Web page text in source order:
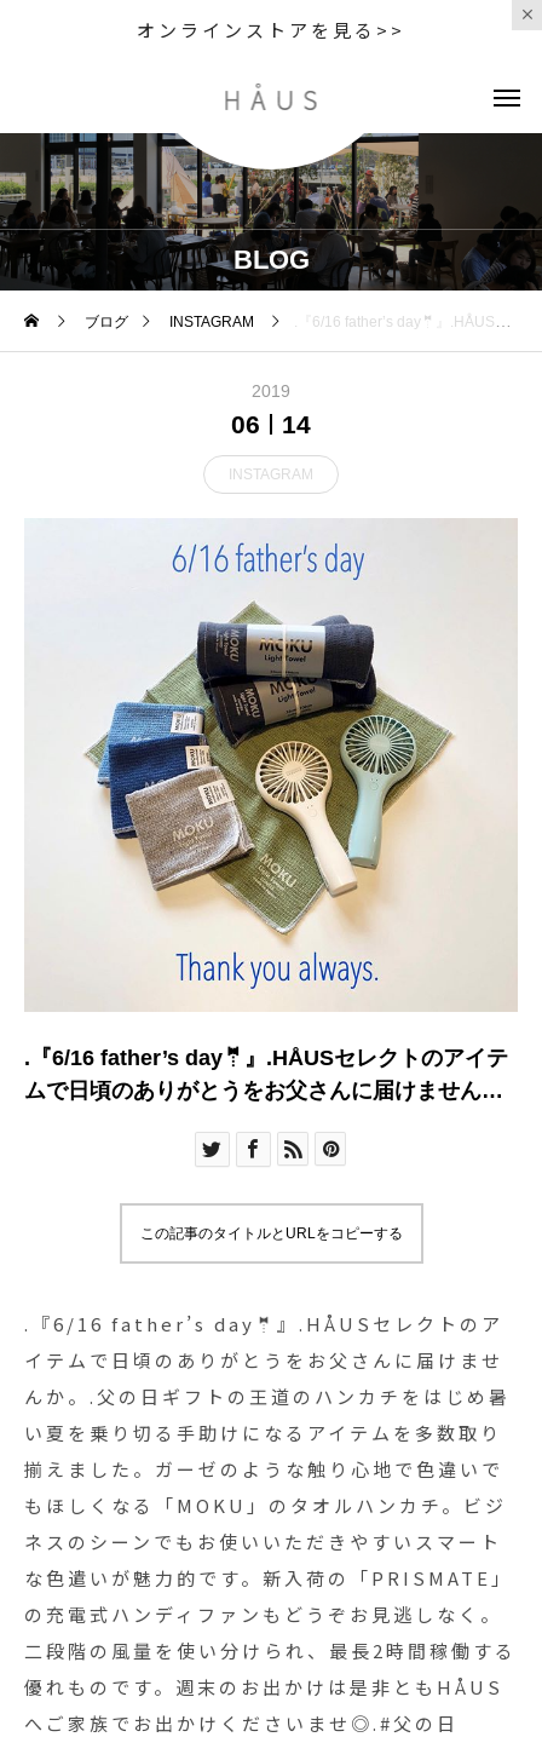
オンラインストアを見る>>
BLOG
ブログ INSTAGRAM .『6/16 father’s day🤵』.HÅUSセレクトのアイテムで日頃のありがとうをお父さんに届けませんか。.父の日ギフトの王道のハンカチをはじめ暑い夏を乗り切る手助けになるアイテムを多数取り揃えました。ガーゼのような触り心地で色違いでもほしくなる「MOKU」のタオルハンカチ。ビジネスのシーンでもお使いいただきやすいスマートな色遣いが魅力的です。新入荷の「PRISMATE」の充電式ハンディファンもどうぞお見逃しなく。二段階の風量を使い分けられ、最長2時間稼働する優れものです。週末のお出かけは是非ともHÅUSへご家族でお出かけくださいませ◎.#父の日#fathersday#moku#prismate#haus #haus_matsue #hausmatsue #松江カフェ #島根カフェ #松江旅行#島根旅行#松江 #島根 #山陰
2019
06 14
INSTAGRAM
.『6/16 father’s day🤵』.HÅUSセレクトのアイテ
ムで日頃のありがとうをお父さんに届けません
夏を乗り切る手助けになるアイテムを多数取り揃
ほしくなる「MOKU」のタオルハンカチ。ビジネ
充電式ハンディファンもどうぞお見逃しなく。二
段階の風量を使い分けられ、最長2時間稼働する優
れものです。週末のお出かけは是非ともHÅUSへ
#fathersday#moku#prismate#haus
#haus_matsue #hausmatsue #松江カフェ #島根
カフェ #松江旅行#島根旅行#松江 #島根 #山陰
この記事のタイトルとURLをコピーする
.『6/16 father’s day🤵』.HÅUSセレクトのア
イテムで日頃のありがとうをお父さんに届けませ
んか。.父の日ギフトの王道のハンカチをはじめ暑
い夏を乗り切る手助けになるアイテムを多数取り
揃えました。ガーゼのような触り心地で色違いで
もほしくなる「MOKU」のタオルハンカチ。ビジ
ネスのシーンでもお使いいただきやすいスマート
な色遣いが魅力的です。新入荷の「PRISMATE」
の充電式ハンディファンもどうぞお見逃しなく。
二段階の風量を使い分けられ、最長2時間稼働する
優れものです。週末のお出かけは是非ともHÅUS
へご家族でお出かけくださいませ◎.#父の日